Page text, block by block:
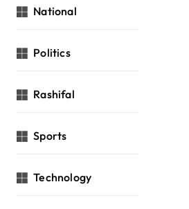
National
Politics
Rashifal
Sports
Technology